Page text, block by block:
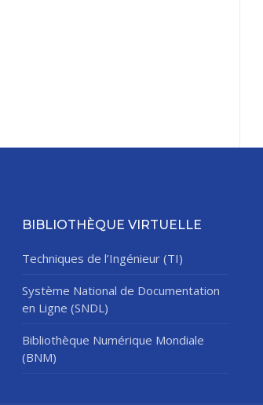
BIBLIOTHÈQUE VIRTUELLE
Techniques de l’Ingénieur (TI)
Système National de Documentation
en Ligne (SNDL)
Bibliothèque Numérique Mondiale
(BNM)